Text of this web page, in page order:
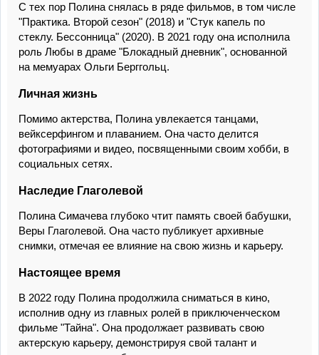
С тех пор Полина снялась в ряде фильмов, в том числе
"Практика. Второй сезон" (2018) и "Стук капель по
стеклу. Бессонница" (2020). В 2021 году она исполнила
роль Любы в драме "Блокадный дневник", основанной
на мемуарах Ольги Берггольц.
Личная жизнь
Помимо актерства, Полина увлекается танцами,
вейксерфингом и плаванием. Она часто делится
фотографиями и видео, посвященными своим хобби, в
социальных сетях.
Наследие Глаголевой
Полина Симачева глубоко чтит память своей бабушки,
Веры Глаголевой. Она часто публикует архивные
снимки, отмечая ее влияние на свою жизнь и карьеру.
Настоящее время
В 2022 году Полина продолжила сниматься в кино,
исполнив одну из главных ролей в приключенческом
фильме "Тайна". Она продолжает развивать свою
актерскую карьеру, демонстрируя свой талант и